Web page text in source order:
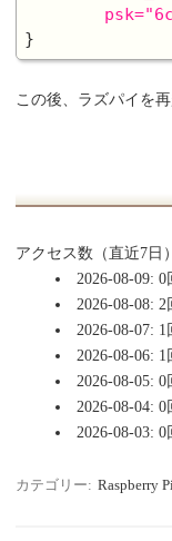
この後、ラズパイを
アクセス数（直近7日
2026-08-09: 0
2026-08-08: 2
2026-08-07: 1
2026-08-06: 1
2026-08-05: 0
2026-08-04: 0
2026-08-03: 0
カテゴリー: Raspberry Pi